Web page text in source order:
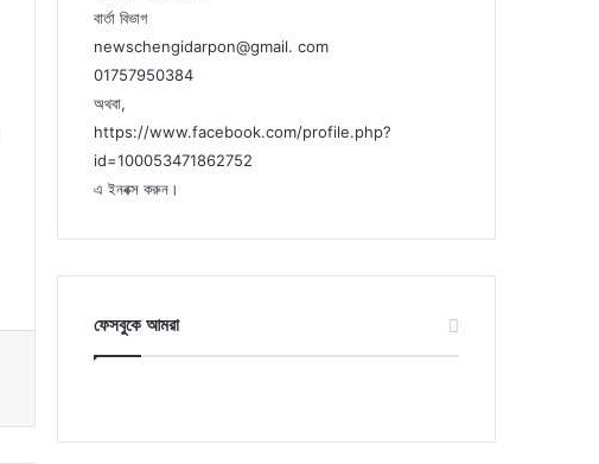
বার্তা বিভাগ
newschengidarpon@gmail. com
01757950384
অথবা,
https://www.facebook.com/profile.php?
id=100053471862752
এ ইনবক্স করুন।
ফেসবুকে আমরা